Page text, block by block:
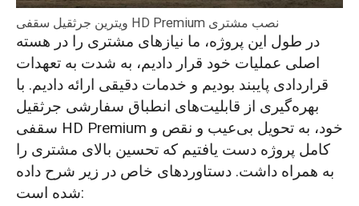
ویترین جرثقیل سقفی HD Premium نصب مشتری
در طول این پروژه، ما نیازهای مشتری را در هسته
اصلی عملیات خود قرار دادیم، به شدت به تعهدات
قراردادی پایبند بودیم و خدمات دقیقی ارائه دادیم. با
بهره‌گیری از قابلیت‌های انطباق سفارشی جرثقیل
سقفی HD Premium خود، به تحویل بی‌عیب و نقص و
کامل پروژه دست یافتیم که تحسین بالای مشتری را
به همراه داشت. دستاوردهای خاص در زیر شرح داده
شده است: